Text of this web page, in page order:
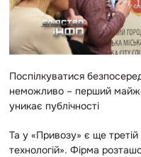
Поспілкуватися
неможливо – перший
уникає публічності
Та у «Привозу» є ще третій
технологій». Фірма